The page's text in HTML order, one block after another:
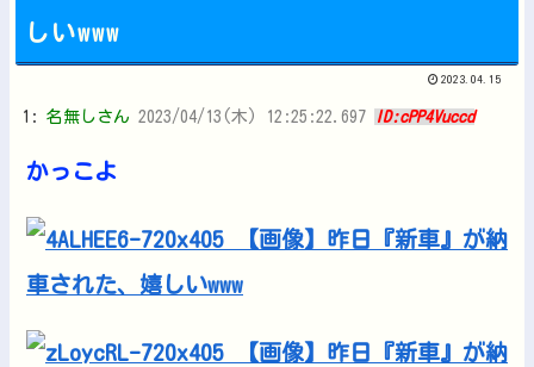
しいwww
2023.04.15
1: 名無しさん 2023/04/13(木) 12:25:22.697 ID:cPP4Vuccd
かっこよ